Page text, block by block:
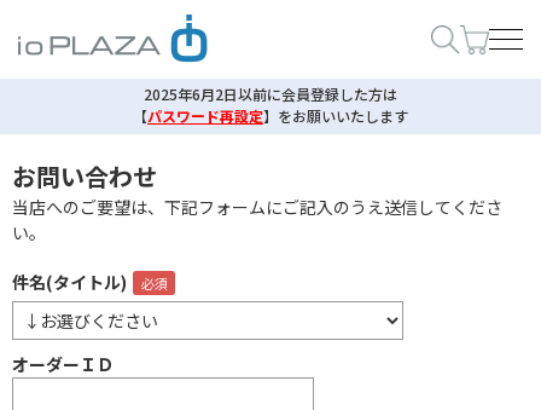
2025年6月2日以前に会員登録した方は
【パスワード再設定】 をお願いいたします
お問い合わせ
当店へのご要望は、下記フォームにご記入のうえ送信してくださ
い。
件名(タイトル)
オーダーＩＤ